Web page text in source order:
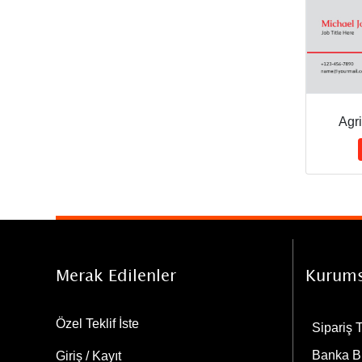
Merak Edilenler
Özel Teklif İste
Giriş / Kayıt
Sipariş
Banka